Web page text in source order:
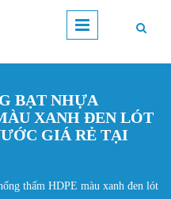
BẠT NHỰA
XANH ĐEN LÓT
GIÁ RẺ TẠI
thấm HDPE màu xanh đen lót